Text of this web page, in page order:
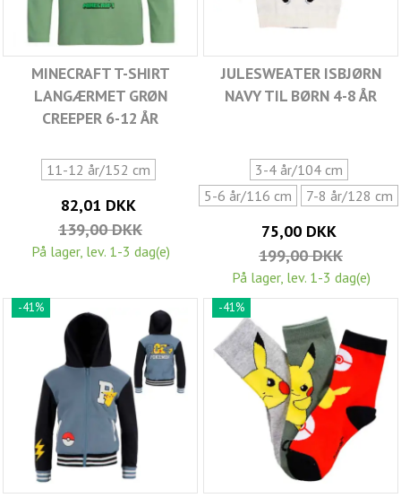
MINECRAFT T-SHIRT
LANGÆRMET GRØN
CREEPER 6-12 ÅR
11-12 år/152 cm
82,01 DKK
139,00 DKK
På lager, lev. 1-3 dag(e)
JULESWEATER ISBJØRN
NAVY TIL BØRN 4-8 ÅR
3-4 år/104 cm
5-6 år/116 cm
7-8 år/128 cm
75,00 DKK
199,00 DKK
På lager, lev. 1-3 dag(e)
-41% -41%